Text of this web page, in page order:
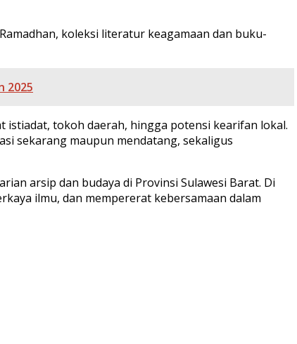
koleksi literatur keagamaan dan buku-
2025
istiadat, tokoh daerah, hingga potensi kearifan lokal.
sekarang maupun mendatang, sekaligus
arsip dan budaya di Provinsi Sulawesi Barat. Di
ilmu, dan mempererat kebersamaan dalam